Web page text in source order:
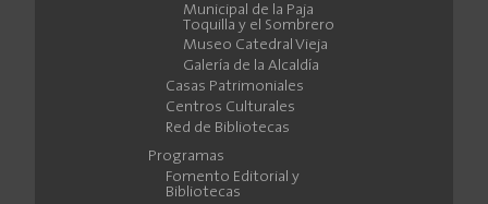
Municipal de la Paja
Toquilla y el Sombrero
Museo Catedral Vieja
Galería de la Alcaldía
Casas Patrimoniales
Centros Culturales
Red de Bibliotecas
Programas
Fomento Editorial y
Bibliotecas